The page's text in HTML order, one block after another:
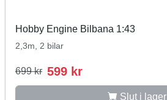
Hobby Engine Bilbana 1:43
2,3m, 2 bilar
699 kr 599 kr
Slut i lager